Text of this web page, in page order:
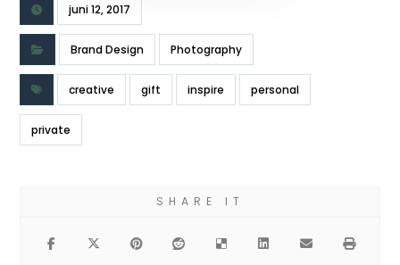
juni 12, 2017
Brand Design Photography
creative gift inspire personal
private